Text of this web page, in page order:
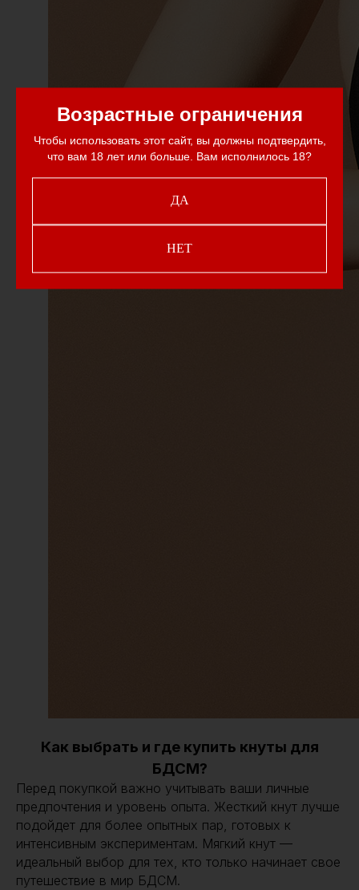
Возрастные ограничения
Чтобы использовать этот сайт, вы должны подтвердить,
что вам 18 лет или больше. Вам исполнилось 18?
ДА
НЕТ
Как выбрать и где купить кнуты для
БДСМ?
Перед покупкой важно учитывать ваши личные
предпочтения и уровень опыта. Жесткий кнут лучше
подойдет для более опытных пар, готовых к
интенсивным экспериментам. Мягкий кнут —
идеальный выбор для тех, кто только начинает свое
путешествие в мир БДСМ.